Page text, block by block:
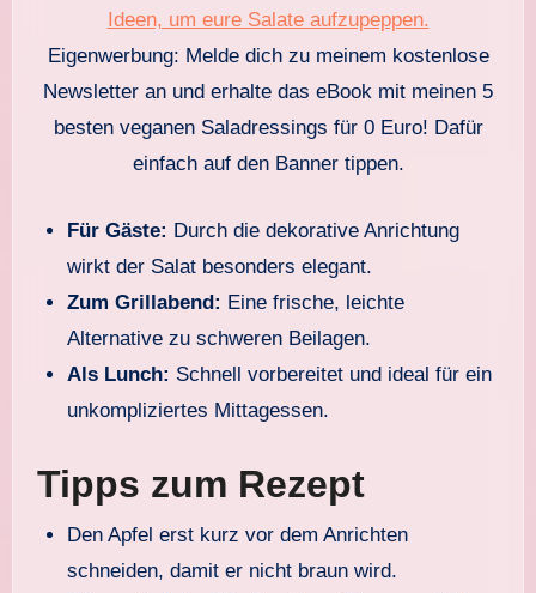
Eigenwerbung: Melde dich zu meinem kostenlose
Newsletter an und erhalte das eBook mit meinen 5
besten veganen Saladressings für 0 Euro! Dafür
einfach auf den Banner tippen.
Für Gäste: Durch die dekorative Anrichtung
wirkt der Salat besonders elegant.
Zum Grillabend: Eine frische, leichte
Alternative zu schweren Beilagen.
Als Lunch: Schnell vorbereitet und ideal für ein
unkompliziertes Mittagessen.
Tipps zum Rezept
Den Apfel erst kurz vor dem Anrichten
schneiden, damit er nicht braun wird.